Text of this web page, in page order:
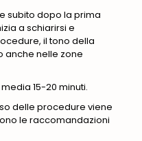
subito dopo la prima
a schiarirsi e
il tono della
anche nelle zone
15-20 minuti.
delle procedure viene
le raccomandazioni